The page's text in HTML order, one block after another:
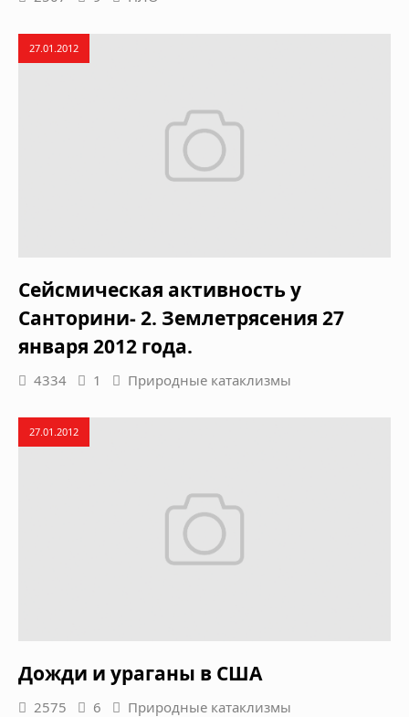
27.01.2012
Сейсмическая активность у
Санторини- 2. Землетрясения 27
января 2012 года.
4334 1 Природные катаклизмы
27.01.2012
Дожди и ураганы в США
2575 6 Природные катаклизмы